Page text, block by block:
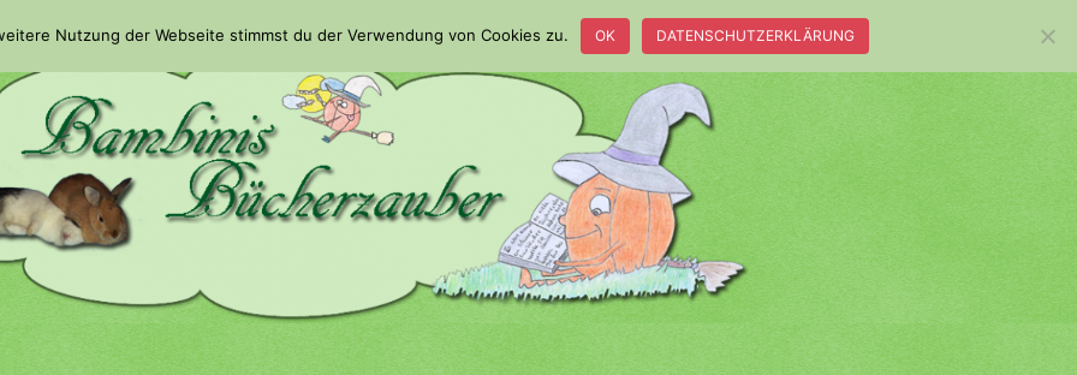
Nutzung der Webseite stimmst du der Verwendung von Cookies zu. OK DATENSCHUTZERKLÄRUNG